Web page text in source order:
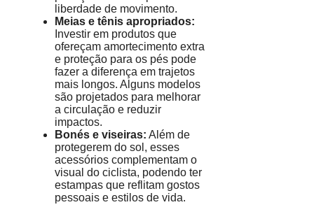
liberdade de movimento.
Meias e tênis apropriados:
Investir em produtos que
ofereçam amortecimento extra
e proteção para os pés pode
fazer a diferença em trajetos
mais longos. Alguns modelos
são projetados para melhorar
a circulação e reduzir
impactos.
Bonés e viseiras: Além de
protegerem do sol, esses
acessórios complementam o
visual do ciclista, podendo ter
estampas que reflitam gostos
pessoais e estilos de vida.